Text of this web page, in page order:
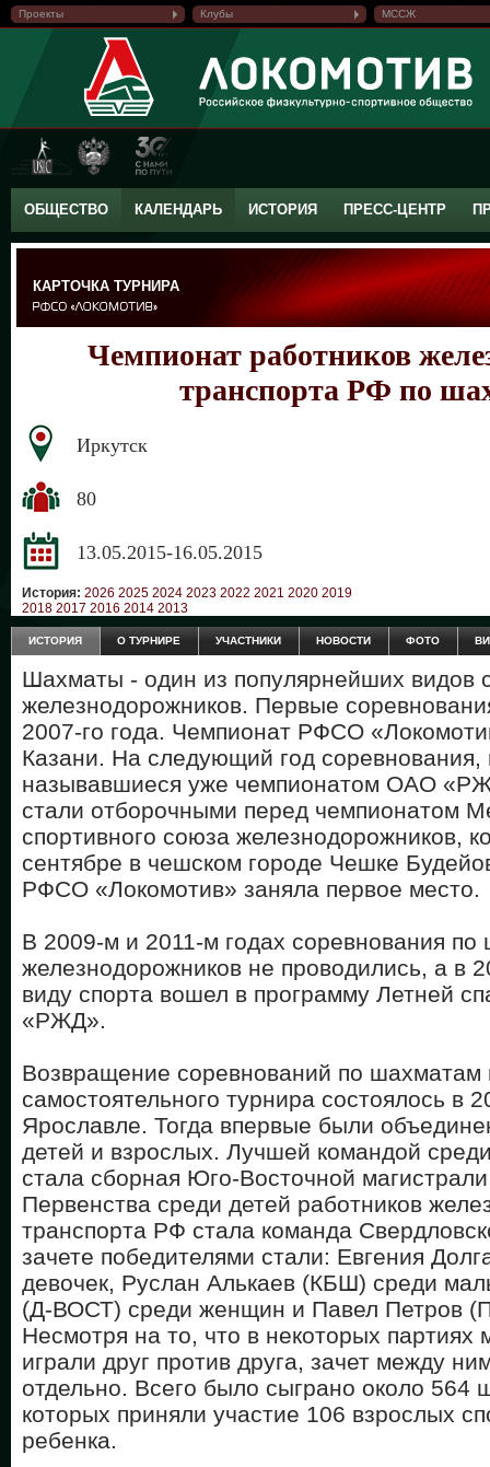
Проекты Клубы МССЖ
ОБЩЕСТВО КАЛЕНДАРЬ ИСТОРИЯ ПРЕСС-ЦЕНТР
КАРТОЧКА ТУРНИРА
Чемпионат работников
транспорта РФ по
Иркутск
80
13.05.2015-16.05.2015
История: 2026 2025 2024 2023 2022 2021 2020 2019
2018 2017 2016 2014 2013
ИСТОРИЯ О ТУРНИРЕ УЧАСТНИКИ НОВОСТИ ФОТО
Шахматы - один из популярнейших видов
железнодорожников. Первые
2007-го года. Чемпионат РФСО
Казани. На следующий год
называвшиеся уже чемпионатом ОАО
стали отборочными перед чемпионатом
спортивного союза железнодорожников,
сентябре в чешском городе Чешке
РФСО «Локомотив» заняла первое место.
В 2009-м и 2011-м годах соревнования
железнодорожников не проводились, а в
виду спорта вошел в программу Летней
«РЖД».
Возвращение соревнований по шахматам
самостоятельного турнира состоялось в
Ярославле. Тогда впервые были
детей и взрослых. Лучшей командой
стала сборная Юго-Восточной
Первенства среди детей работников
транспорта РФ стала команда
зачете победителями стали: Евгения
девочек, Руслан Алькаев (КБШ) среди
(Д-ВОСТ) среди женщин и Павел Петров
Несмотря на то, что в некоторых
играли друг против друга, зачет между
отдельно. Всего было сыграно около 564
которых приняли участие 106 взрослых
ребенка.